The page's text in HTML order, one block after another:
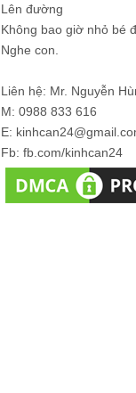
Lên đường
Không bao giờ nhỏ bé
Nghe con.
Liên hệ: Mr. Nguyễn
M: 0988 833 616
E:
Fb: fb.com/kinhcan24